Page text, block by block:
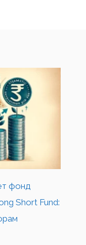
фонд
Short Fund: